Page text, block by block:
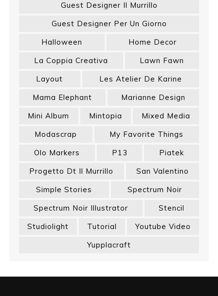
Guest Designer Il Murrillo
Guest Designer Per Un Giorno
Halloween
Home Decor
La Coppia Creativa
Lawn Fawn
Layout
Les Atelier De Karine
Mama Elephant
Marianne Design
Mini Album
Mintopia
Mixed Media
Modascrap
My Favorite Things
Olo Markers
P13
Piatek
Progetto Dt Il Murrillo
San Valentino
Simple Stories
Spectrum Noir
Spectrum Noir Illustrator
Stencil
Studiolight
Tutorial
Youtube Video
Yupplacraft